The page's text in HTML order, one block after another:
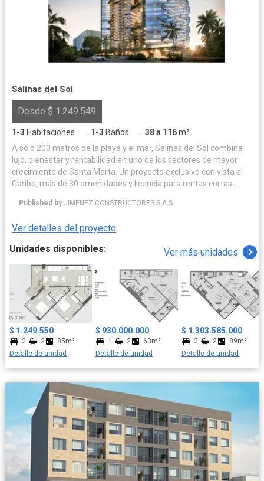
Salinas del Sol
Desde $ 1.249.549
1-3 Habitaciones · 1-3 Baños · 38 a 116m²
A solo 200 metros de la playa y el mar, Salinas del Sol combina
lujo, bienestar y rentabilidad en uno de los sectores de mayor
crecimiento de Santa Marta. Un proyecto exclusivo con vista al
Caribe, más de 30 amenidades y licencia para rentas cortas.
para disfrutar, descansar y generar rentabilidad.
Published by JIMENEZ CONSTRUCTORES S.A.S
Ver detalles del proyecto
Unidades disponibles:
Ver más unidades
$ 1.249.550
2 2
85m²
Detalle de unidad
$ 930.000.000
1 2
63m²
Detalle de unidad
$ 1.303.585.000
2 2
89m²
Detalle de unidad